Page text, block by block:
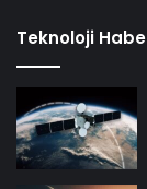
Teknoloji